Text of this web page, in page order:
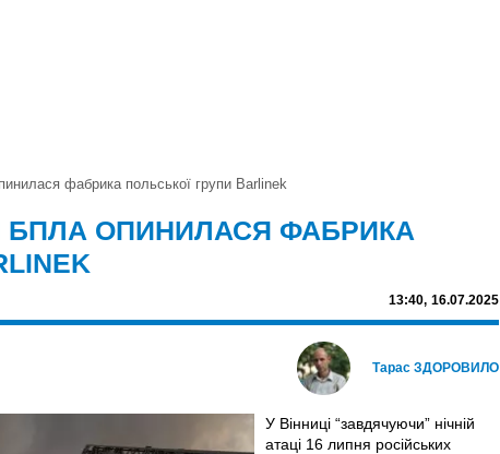
фабрика польської групи Barlinek
БПЛА ОПИНИЛАСЯ ФАБРИКА
13:40, 16.07.2025
Тарас ЗДОРОВИЛО
У Вінниці “завдячуючи” нічній
атаці 16 липня російських